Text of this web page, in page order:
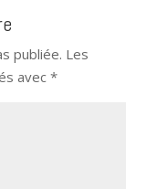
publiée. Les
avec *